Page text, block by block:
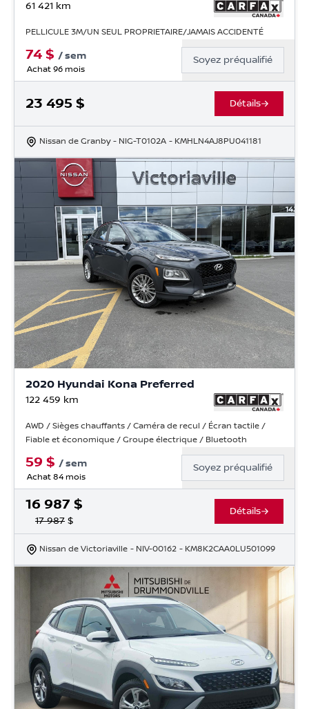
61 421 km
PELLICULE 3M/UN SEUL PROPRIETAIRE/JAMAIS ACCIDENTÉ
74 $ /sem
Achat 96 mois
Soyez préqualifié
23 495 $ Détails
Nissan de Granby - NIG-T0102A - KMHLN4AJ8PU041181
2020 Hyundai Kona Preferred
122 459 km
AWD / Sièges chauffants / Caméra de recul / Écran tactile /
Fiable et économique / Groupe électrique / Bluetooth
59 $ /sem
Achat 84 mois
Soyez préqualifié
16 987 $
17 987 $
Détails
Nissan de Victoriaville - NIV-00162 - KM8K2CAA0LU501099